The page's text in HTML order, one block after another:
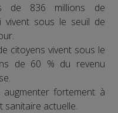
de 836 millions de
vivent sous le seuil de
citoyens vivent sous le
de 60 % du revenu
fortement à
sanitaire actuelle.